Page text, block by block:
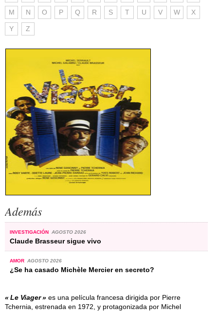
M N O P Q R S T U V W X
Y Z
Además
INVESTIGACIÓN AGOSTO 2026
Claude Brasseur sigue vivo
AMOR AGOSTO 2026
¿Se ha casado Michèle Mercier en secreto?
Le Viager
es una película francesa dirigida por Pierre
Tchernia, estrenada en 1972, y protagonizada por Michel